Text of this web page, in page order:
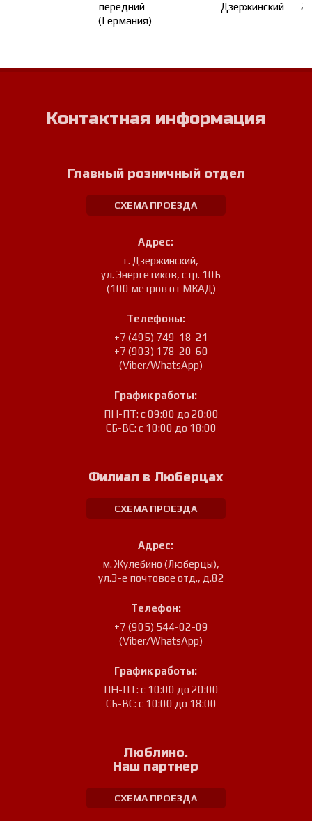
передний
(Германия)
Дзержинский
2
Контактная информация
Главный розничный отдел
СХЕМА ПРОЕЗДА
Адрес:
г. Дзержинский,
ул. Энергетиков, стр. 10Б
(100 метров от МКАД)
Телефоны:
+7 (495) 749-18-21
+7 (903) 178-20-60
(Viber/WhatsApp)
График работы:
ПН-ПТ: с 09:00 до 20:00
СБ-ВС: с 10:00 до 18:00
Филиал в Люберцах
СХЕМА ПРОЕЗДА
Адрес:
м. Жулебино (Люберцы),
ул.3-е почтовое отд., д.82
Телефон:
+7 (905) 544-02-09
(Viber/WhatsApp)
График работы:
ПН-ПТ: с 10:00 до 20:00
СБ-ВС: с 10:00 до 18:00
Люблино.
Наш партнер
СХЕМА ПРОЕЗДА